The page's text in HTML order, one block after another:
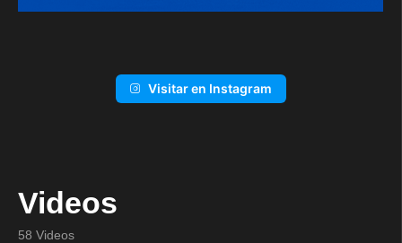
Visitar en Instagram
Videos
58 Videos